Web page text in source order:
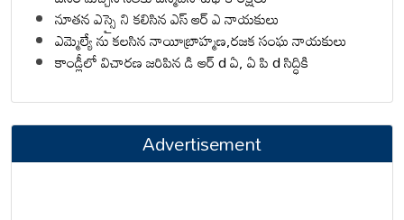
నూతన ఎస్సై ని కలిసిన ఎస్ ఆర్ ఎ నాయకులు
ఎమ్మెల్యే ను కలసిన నాయీబ్రాహ్మణ,రజక సంఘ నాయకులు
కాండ్లీలో విచారణ జరిపిన డి ఆర్ d ఏ, ఏ పి d సిద్ధికి
Advertisement